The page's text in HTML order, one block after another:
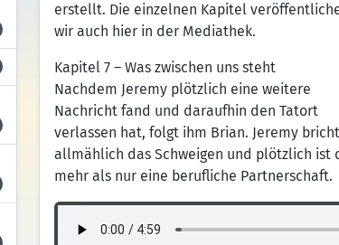
erstellt. Die einzelnen Kapitel
wir auch hier in der Mediathek.
Kapitel 7 – Was zwischen uns steht
Nachdem Jeremy plötzlich eine weitere
Nachricht fand und daraufhin den Tatort
verlassen hat, folgt ihm Brian. Jeremy bricht
allmählich das Schweigen und plötzlich ist
mehr als nur eine berufliche Partnerschaft.